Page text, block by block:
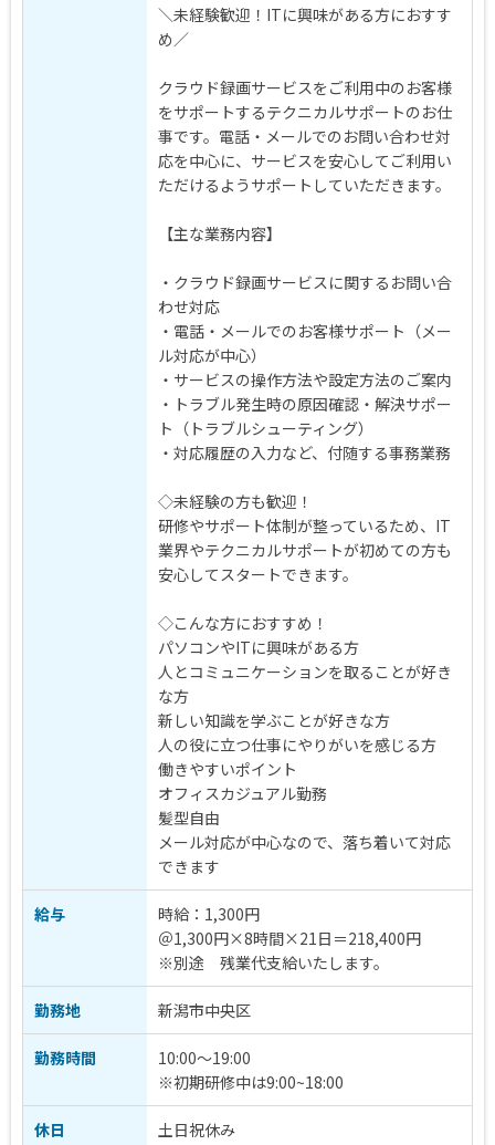
＼未経験歓迎！ITに興味がある方におすす
め／
クラウド録画サービスをご利用中のお客様
をサポートするテクニカルサポートのお仕
事です。電話・メールでのお問い合わせ対
応を中心に、サービスを安心してご利用い
ただけるようサポートしていただきます。
【主な業務内容】
・クラウド録画サービスに関するお問い合
わせ対応
・電話・メールでのお客様サポート（メー
ル対応が中心）
・サービスの操作方法や設定方法のご案内
・トラブル発生時の原因確認・解決サポー
ト（トラブルシューティング）
・対応履歴の入力など、付随する事務業務
◇未経験の方も歓迎！
研修やサポート体制が整っているため、IT
業界やテクニカルサポートが初めての方も
安心してスタートできます。
◇こんな方におすすめ！
パソコンやITに興味がある方
人とコミュニケーションを取ることが好き
な方
新しい知識を学ぶことが好きな方
人の役に立つ仕事にやりがいを感じる方
働きやすいポイント
オフィスカジュアル勤務
髪型自由
メール対応が中心なので、落ち着いて対応
できます
給与
時給：1,300円
＠1,300円×8時間×21日＝218,400円
※別途 残業代支給いたします。
勤務地 新潟市中央区
勤務時間
10:00～19:00
※初期研修中は9:00~18:00
休日 土日祝休み